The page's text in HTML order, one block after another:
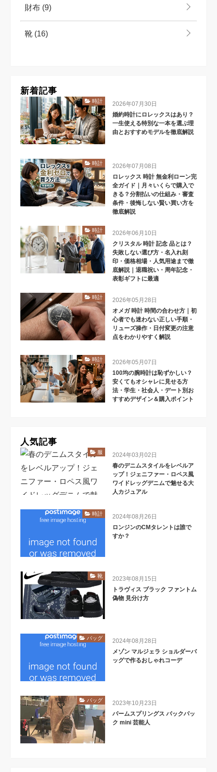
財布 (9)
靴 (16)
新着記事
時計
2026年07月30日
婚約時計にロレックスはあり？
一生使える特別な一本を選ぶ理
由とおすすめモデルを徹底解説
時計
2026年07月08日
ロレックス 時計 無金利ローン完
全ガイド｜月々いくらで購入で
きる？分割払いの仕組み・審査
条件・後悔しない賢い買い方を
徹底解説
時計
2026年06月10日
クリスタル 時計 記念 品とは？
失敗しない選び方・名入れ刻
印・価格相場・人気用途まで徹
底解説｜退職祝い・周年記念・
表彰ギフトに最適
時計
2026年05月28日
オメガ 時計 時間の合わせ方｜初
心者でも迷わない正しい手順・
リューズ操作・日付変更の注意
点をわかりやすく解説
時計
2026年05月07日
100均の腕時計は恥ずかしい？
安くてもオシャレに見せる方
法・学生・社会人・デート別お
すすめデザイン＆購入ポイント
人気記事
服
2024年03月02日
春のデニムスタイルをレベルア
ップ！ジェニファー・ロペス風
ワイドレッグデニムで魅せる大
人カジュアル
時計
2024年08月26日
ロンジンのCMタレントは誰で
すか？
靴
2023年08月15日
トラヴィス ブラック ファントム
偽物 見分け方
バッグ
2024年08月28日
メゾン マルジェラ ショルダーバ
ッグで作るおしゃれコーデ
バッグ
2023年10月23日
パームスプリングス バックパッ
ク mini 芸能人